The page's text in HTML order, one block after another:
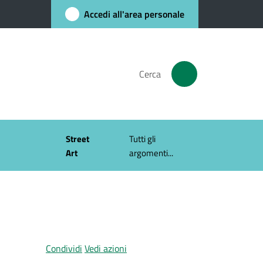
Accedi all'area personale
Cerca
Street
Art
Tutti gli
argomenti...
Condividi Vedi azioni